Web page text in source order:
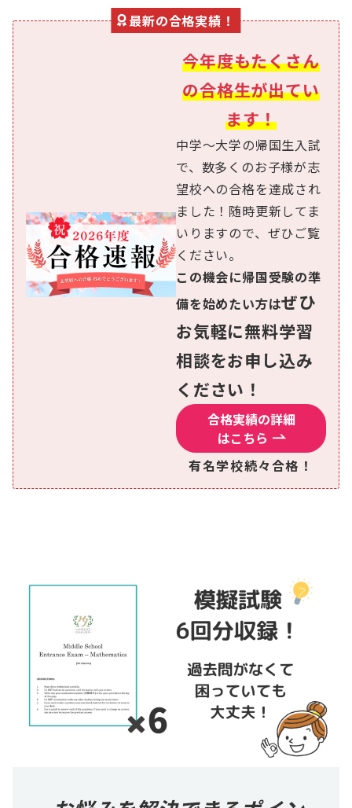
最新の合格実績！
今年度もたくさん
の合格生が出てい
ます！
中学〜大学の帰国生入試
で、数多くのお子様が志
望校への合格を達成され
ました！随時更新してま
いりますので、ぜひご覧
ください。
この機会に帰国受験の準
備を始めたい方はぜひ
お気軽に無料学習
相談をお申し込み
ください！
合格実績の詳細
はこちら
有名学校続々合格！